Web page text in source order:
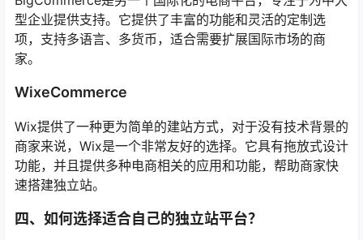
型企业提供支持。它提供了丰富的功能和灵活的定制选
项，支持多语言、多货币，适合需要扩展国际市场的商
家。
WixeCommerce
Wix提供了一种更为简单的建站方式，对于没有技术背景的
商家来说，Wix是一个非常友好的选择。它具有拖放式设计
功能，并且提供多种电商相关的应用和功能，帮助商家快
速搭建独立站。
四、如何选择适合自己的独立站平台？